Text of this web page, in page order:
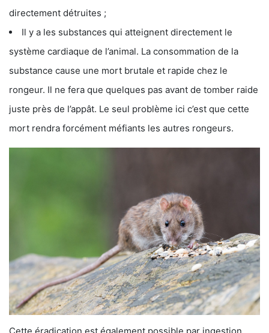
directement détruites ;
Il y a les substances qui atteignent directement le
système cardiaque de l’animal. La consommation de la
substance cause une mort brutale et rapide chez le
rongeur. Il ne fera que quelques pas avant de tomber raide
juste près de l’appât. Le seul problème ici c’est que cette
mort rendra forcément méfiants les autres rongeurs.
Cette éradication est également possible par ingestion